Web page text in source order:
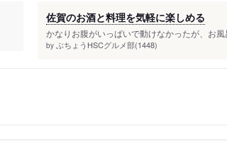
佐賀のお酒と料理を気軽に楽しめる
かなりお腹がいっぱいで動けなかったが、お
by ぶちょうHSCグルメ部(1448)